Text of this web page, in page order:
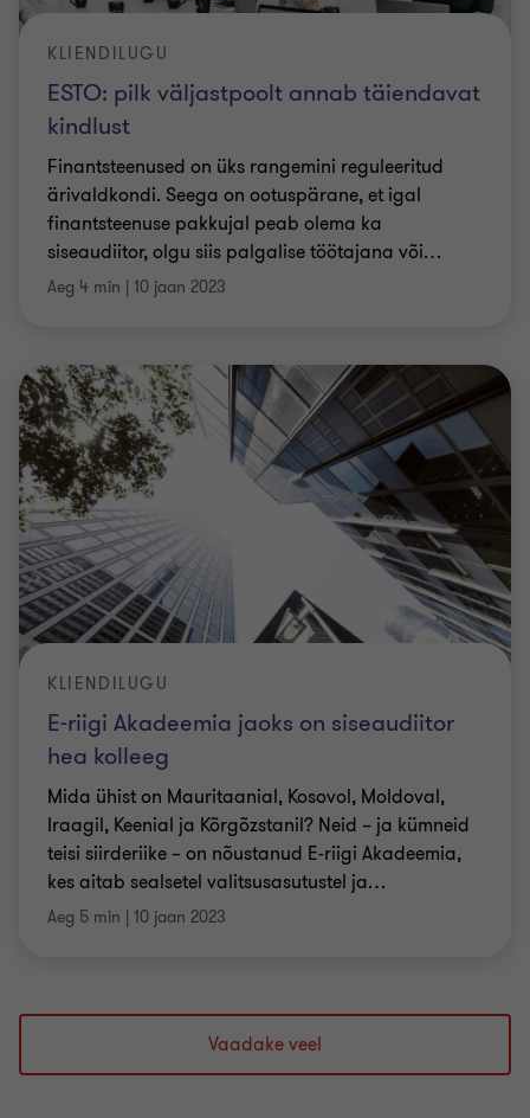
ESTO: pilk väljastpoolt annab täiendavat
kindlust
KLIENDILUGU
Finantsteenused on üks rangemini reguleeritud
ärivaldkondi. Seega on ootuspärane, et igal
finantsteenuse pakkujal peab olema ka
siseaudiitor, olgu siis palgalise töötajana või…
Aeg 4 min | 10 jaan 2023
E-riigi Akadeemia jaoks on siseaudiitor
hea kolleeg
KLIENDILUGU
Mida ühist on Mauritaanial, Kosovol, Moldoval,
Iraagil, Keenial ja Kõrgõzstanil? Neid – ja kümneid
teisi siirderiike – on nõustanud E-riigi Akadeemia,
kes aitab sealsetel valitsusasutustel ja…
Aeg 5 min | 10 jaan 2023
Vaadake veel